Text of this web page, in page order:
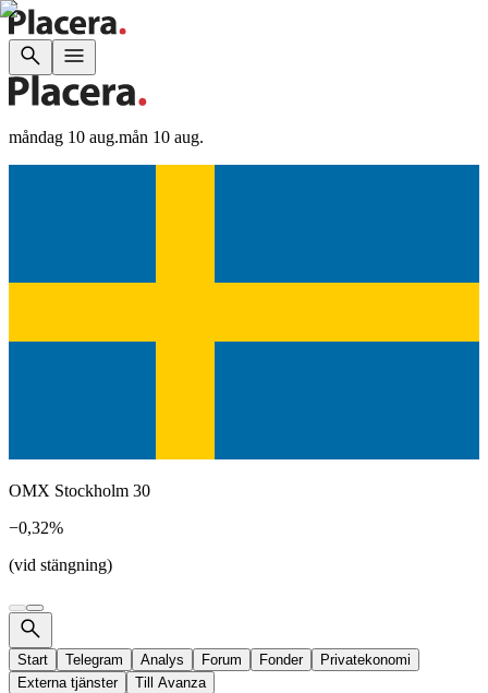
måndag 10 aug.mån 10 aug.
OMX Stockholm 30
−0,32%
(vid stängning)
Start Telegram Analys Forum Fonder
Privatekonomi
Externa tjänster
Till Avanza